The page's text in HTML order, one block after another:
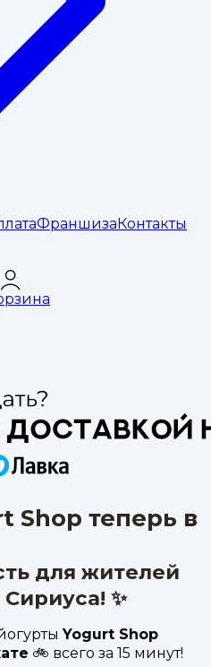
ФраншизаКонтакты
Shop теперь в
для жителей
✨
Yogurt Shop
🚲 всего за 15 минут!